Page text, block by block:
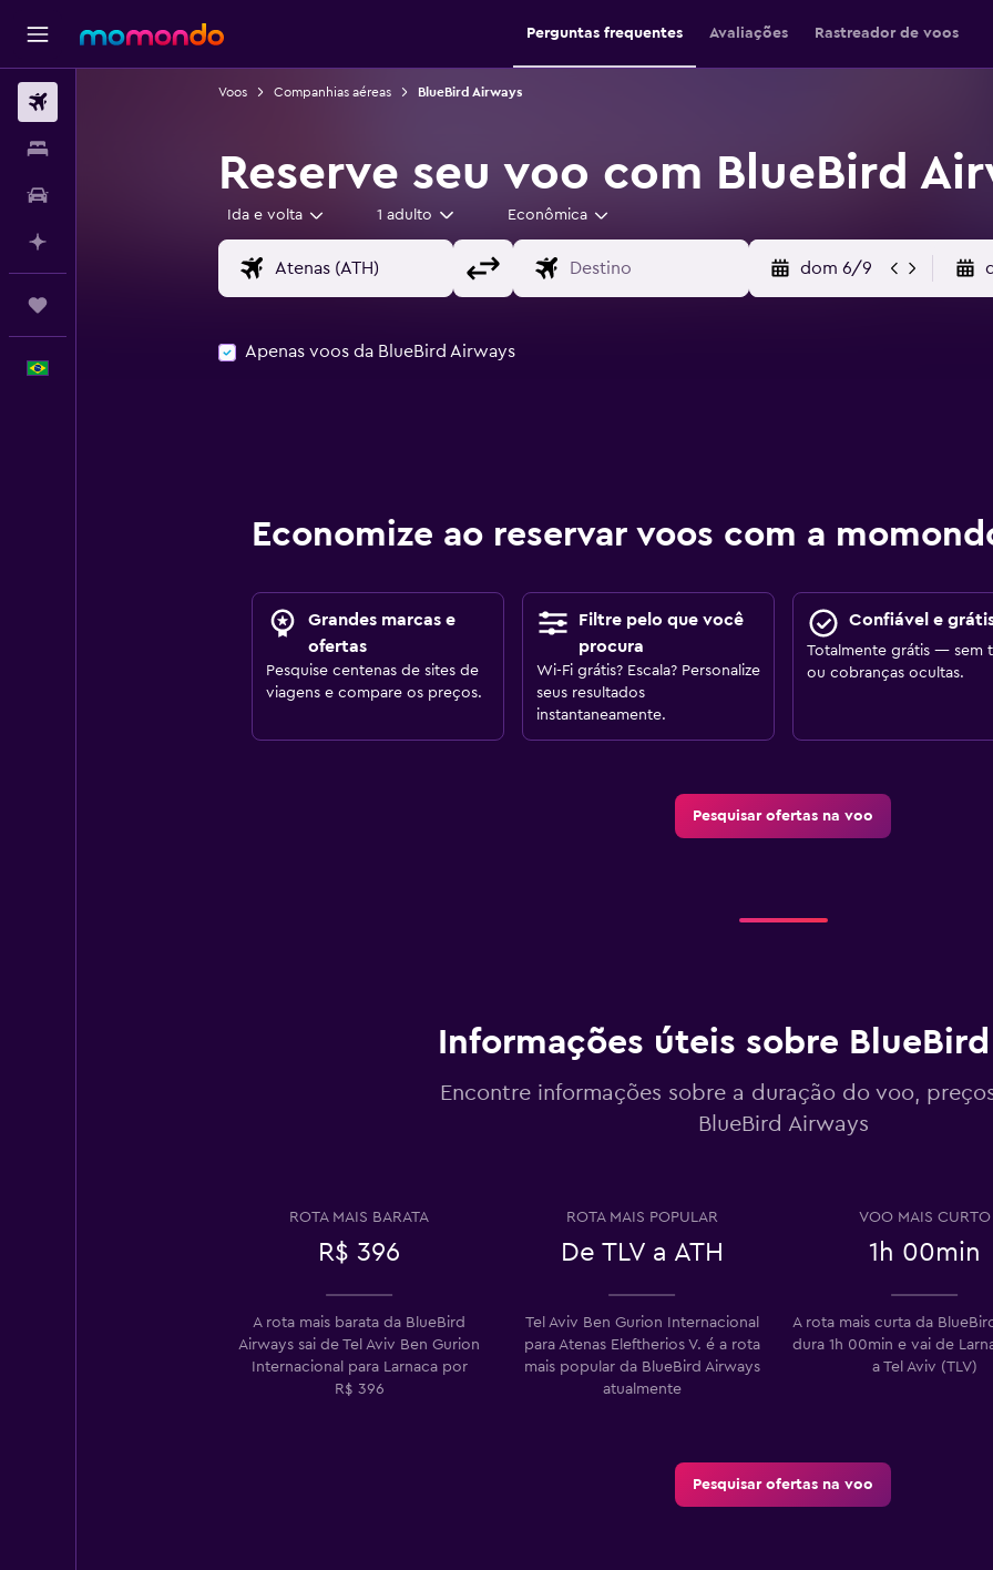
Perguntas frequentes Avaliações Rastreador de voos
Voos Companhias aéreas BlueBird Airways
Reserve seu voo com BlueBird
Ida e volta 1 adulto Econômica
dom 6/9
Apenas voos da BlueBird Airways
Economize ao reservar voos com a
Grandes marcas e
ofertas
Pesquise centenas de sites de
viagens e compare os preços.
Filtre pelo que você
procura
Wi-Fi grátis? Escala? Personalize
seus resultados
instantaneamente.
Confiável e
Totalmente grátis — sem
ou cobranças ocultas.
Pesquisar ofertas na voo
Informações úteis sobre
Encontre informações sobre a duração do voo,
BlueBird Airways
ROTA MAIS BARATA
R$ 396
ROTA MAIS POPULAR
De TLV a ATH
VOO MAIS CURTO
1h 00min
A rota mais barata da BlueBird
Airways sai de Tel Aviv Ben Gurion
Internacional para Larnaca por
R$ 396
Tel Aviv Ben Gurion Internacional
para Atenas Eleftherios V. é a rota
mais popular da BlueBird Airways
atualmente
A rota mais curta da
dura 1h 00min e vai de
a Tel Aviv (TLV)
Pesquisar ofertas na voo